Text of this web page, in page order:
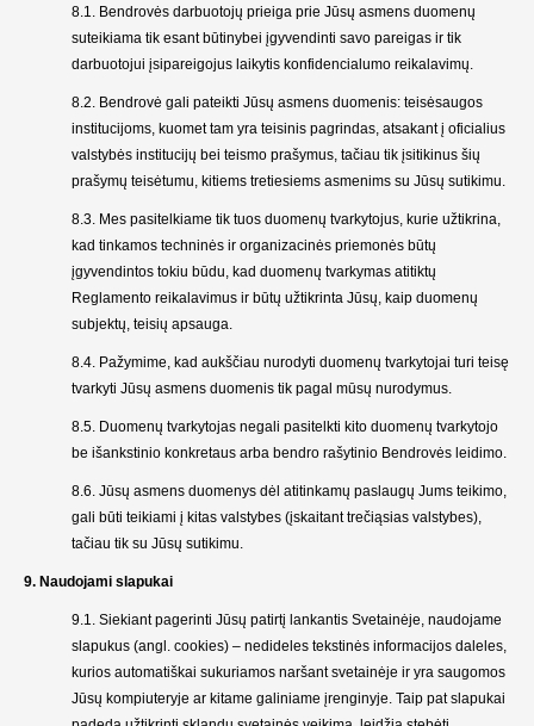
8.1. Bendrovės darbuotojų prieiga prie Jūsų asmens duomenų
suteikiama tik esant būtinybei įgyvendinti savo pareigas ir tik
darbuotojui įsipareigojus laikytis konfidencialumo reikalavimų.
8.2. Bendrovė gali pateikti Jūsų asmens duomenis: teisėsaugos
institucijoms, kuomet tam yra teisinis pagrindas, atsakant į oficialius
valstybės institucijų bei teismo prašymus, tačiau tik įsitikinus šių
prašymų teisėtumu, kitiems tretiesiems asmenims su Jūsų sutikimu.
8.3. Mes pasitelkiame tik tuos duomenų tvarkytojus, kurie užtikrina,
kad tinkamos techninės ir organizacinės priemonės būtų
įgyvendintos tokiu būdu, kad duomenų tvarkymas atitiktų
Reglamento reikalavimus ir būtų užtikrinta Jūsų, kaip duomenų
subjektų, teisių apsauga.
8.4. Pažymime, kad aukščiau nurodyti duomenų tvarkytojai turi teisę
tvarkyti Jūsų asmens duomenis tik pagal mūsų nurodymus.
8.5. Duomenų tvarkytojas negali pasitelkti kito duomenų tvarkytojo
be išankstinio konkretaus arba bendro rašytinio Bendrovės leidimo.
8.6. Jūsų asmens duomenys dėl atitinkamų paslaugų Jums teikimo,
gali būti teikiami į kitas valstybes (įskaitant trečiąsias valstybes),
tačiau tik su Jūsų sutikimu.
9. Naudojami slapukai
9.1. Siekiant pagerinti Jūsų patirtį lankantis Svetainėje, naudojame
slapukus (angl. cookies) – nedideles tekstinės informacijos daleles,
kurios automatiškai sukuriamos naršant svetainėje ir yra saugomos
Jūsų kompiuteryje ar kitame galiniame įrenginyje. Taip pat slapukai